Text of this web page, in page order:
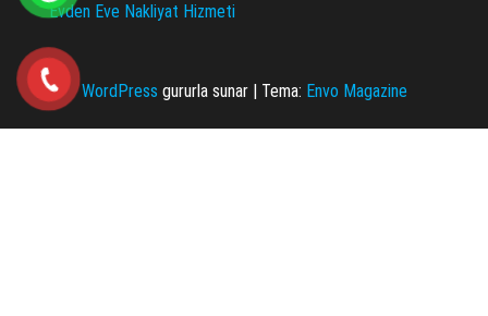
Evden Eve Nakliyat Hizmeti
WordPress gururla sunar | Tema: Envo Magazine